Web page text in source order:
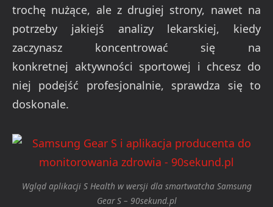
trochę nużące, ale z drugiej strony, nawet na
potrzeby jakiejś analizy lekarskiej, kiedy
zaczynasz koncentrować się na
konkretnej aktywności sportowej i chcesz do
niej podejść profesjonalnie, sprawdza się to
doskonale.
Wgląd aplikacji S Health w wersji dla smartwatcha Samsung
Gear S – 90sekund.pl